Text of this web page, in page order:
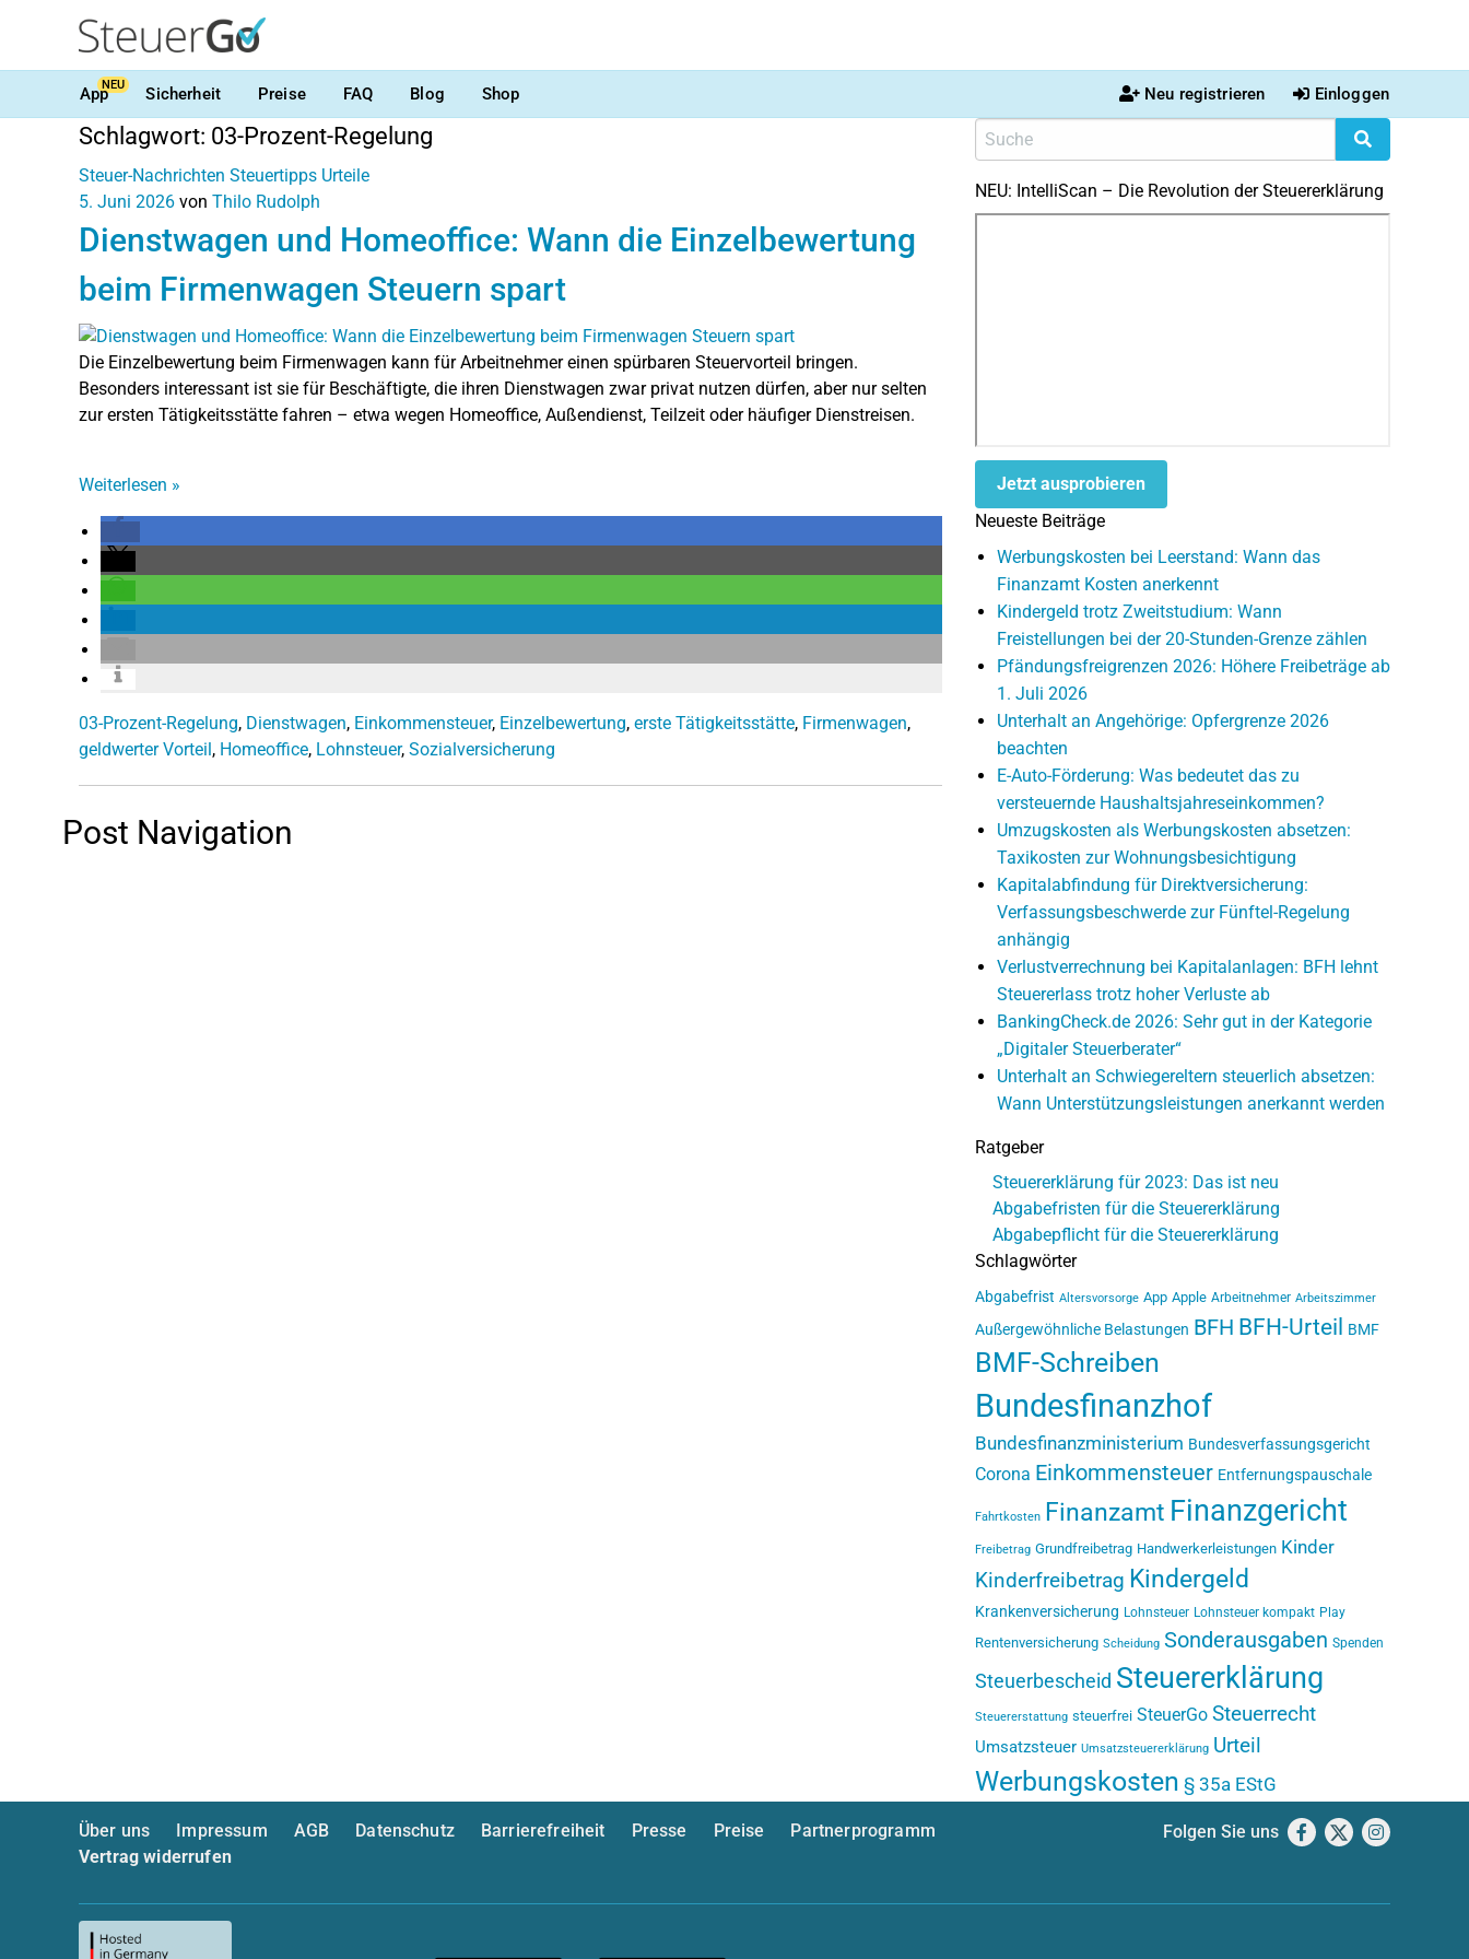
AppNEU Sicherheit Preise FAQ Blog Shop Neu registrieren Einloggen
Schlagwort: 03-Prozent-Regelung
Steuer-Nachrichten Steuertipps Urteile
5. Juni 2026 von Thilo Rudolph
Dienstwagen und Homeoffice: Wann die Einzelbewertung
beim Firmenwagen Steuern spart
Die Einzelbewertung beim Firmenwagen kann für Arbeitnehmer einen spürbaren Steuervorteil bringen.
Besonders interessant ist sie für Beschäftigte, die ihren Dienstwagen zwar privat nutzen dürfen, aber nur selten
zur ersten Tätigkeitsstätte fahren – etwa wegen Homeoffice, Außendienst, Teilzeit oder häufiger Dienstreisen.
Weiterlesen »
03-Prozent-Regelung, Dienstwagen, Einkommensteuer, Einzelbewertung, erste Tätigkeitsstätte, Firmenwagen,
geldwerter Vorteil, Homeoffice, Lohnsteuer, Sozialversicherung
Post Navigation
NEU: IntelliScan – Die Revolution der Steuererklärung
Jetzt ausprobieren
Neueste Beiträge
Werbungskosten bei Leerstand: Wann das
Finanzamt Kosten anerkennt
Kindergeld trotz Zweitstudium: Wann
Freistellungen bei der 20-Stunden-Grenze zählen
Pfändungsfreigrenzen 2026: Höhere Freibeträge ab
1. Juli 2026
Unterhalt an Angehörige: Opfergrenze 2026
beachten
E-Auto-Förderung: Was bedeutet das zu
versteuernde Haushaltsjahreseinkommen?
Umzugskosten als Werbungskosten absetzen:
Taxikosten zur Wohnungsbesichtigung
Kapitalabfindung für Direktversicherung:
Verfassungsbeschwerde zur Fünftel-Regelung
anhängig
Verlustverrechnung bei Kapitalanlagen: BFH lehnt
Steuererlass trotz hoher Verluste ab
BankingCheck.de 2026: Sehr gut in der Kategorie
„Digitaler Steuerberater“
Unterhalt an Schwiegereltern steuerlich absetzen:
Wann Unterstützungsleistungen anerkannt werden
Ratgeber
Steuererklärung für 2023: Das ist neu
Abgabefristen für die Steuererklärung
Abgabepflicht für die Steuererklärung
Schlagwörter
Abgabefrist Altersvorsorge App Apple Arbeitnehmer Arbeitszimmer
Außergewöhnliche Belastungen BFH BFH-Urteil BMF
BMF-Schreiben
Bundesfinanzhof
Bundesfinanzministerium Bundesverfassungsgericht
Corona Einkommensteuer Entfernungspauschale
Fahrtkosten Finanzamt Finanzgericht
Freibetrag Grundfreibetrag Handwerkerleistungen Kinder
Kinderfreibetrag Kindergeld
Krankenversicherung Lohnsteuer Lohnsteuer kompakt Play
Rentenversicherung Scheidung Sonderausgaben Spenden
Steuerbescheid Steuererklärung
Steuererstattung steuerfrei SteuerGo Steuerrecht
Umsatzsteuer Umsatzsteuererklärung Urteil
Werbungskosten § 35a EStG
Über uns Impressum AGB Datenschutz Barrierefreiheit Presse Preise
Partnerprogramm
Vertrag widerrufen
Folgen Sie uns Facebook
X Instagram